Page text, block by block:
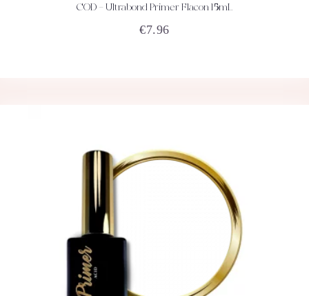
ACHETEZ DÉTAILS
COD – Ultrabond Primer Flacon 15mL
€7.96